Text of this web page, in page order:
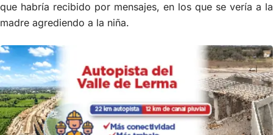
que habría recibido por mensajes, en los que se vería a la
madre agrediendo a la niña.